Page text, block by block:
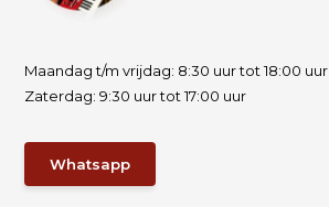
Maandag t/m vrijdag: 8:30 uur tot 18:00 uur
Zaterdag: 9:30 uur tot 17:00 uur
Whatsapp